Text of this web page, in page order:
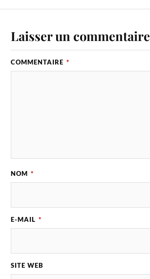
Laisser un commentaire
COMMENTAIRE *
NOM *
E-MAIL *
SITE WEB